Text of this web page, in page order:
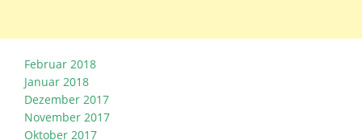
Februar 2018
Januar 2018
Dezember 2017
November 2017
Oktober 2017